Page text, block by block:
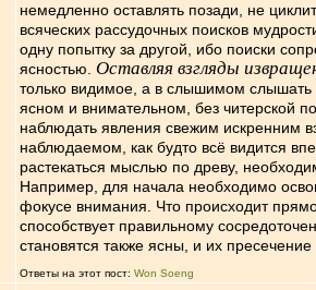
немедленно оставлять позади, не
всяческих рассудочных поисков
одну попытку за другой, ибо поиски
ясностью. Оставляя взгляды
только видимое, а в слышимом слышать
ясном и внимательном, без читерской
наблюдать явления свежим
наблюдаемом, как будто всё видится
растекаться мыслью по древу,
Например, для начала необходимо
фокусе внимания. Что происходит
способствует правильному
становятся также ясны, и их
Ответы на этот пост: Won Soeng